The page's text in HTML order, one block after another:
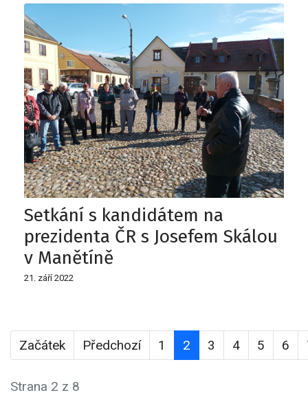
Setkání s kandidátem na
prezidenta ČR s Josefem Skálou
v Manětíně
21. září 2022
Začátek Předchozí 1 2 3 4 5 6
Strana 2 z 8